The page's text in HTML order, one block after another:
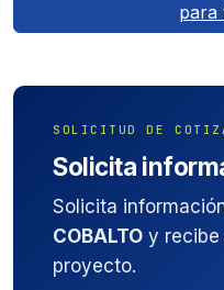
para
SOLICITUD DE
Solicita
Solicita
COBALTO y
proyecto.